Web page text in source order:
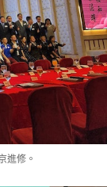
進修。